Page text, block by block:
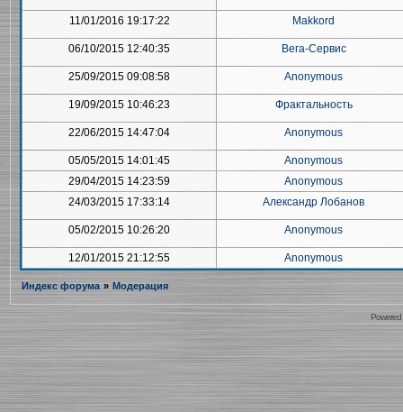
11/01/2016 19:17:22 Makkord
06/10/2015 12:40:35 Вега-Сервис
25/09/2015 09:08:58 Anonymous
19/09/2015 10:46:23 Фрактальность
22/06/2015 14:47:04 Anonymous
05/05/2015 14:01:45
Anonymous
29/04/2015 14:23:59
Anonymous
24/03/2015 17:33:14
Александр Лобанов
05/02/2015 10:26:20 Anonymous
12/01/2015 21:12:55 Anonymous
Индекс форума » Модерация